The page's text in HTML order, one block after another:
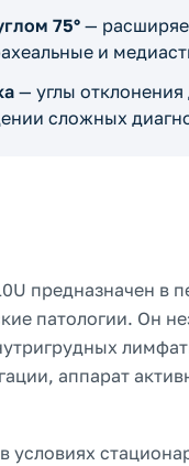
75° —
и
— углы отклонения
сложных
предназначен в
патологии. Он
аппарат